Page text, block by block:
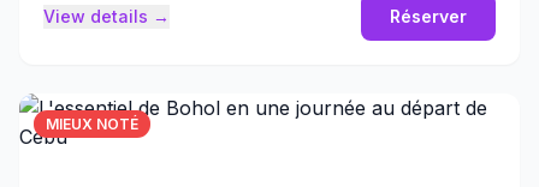
View details → Réserver
MIEUX NOTÉ